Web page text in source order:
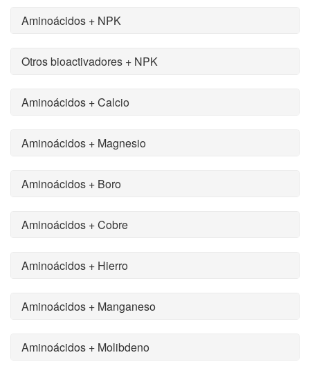
Aminoácidos + NPK
Otros bioactivadores + NPK
Aminoácidos + Calcio
Aminoácidos + Magnesio
Aminoácidos + Boro
Aminoácidos + Cobre
Aminoácidos + Hierro
Aminoácidos + Manganeso
Aminoácidos + Molibdeno